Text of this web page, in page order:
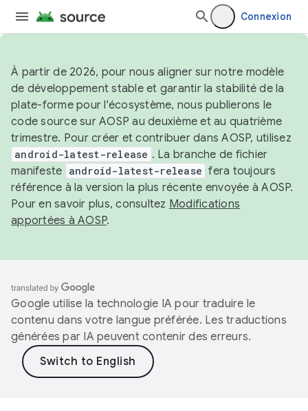
Connexion
À partir de 2026, pour nous aligner sur notre modèle
de développement stable et garantir la stabilité de la
plate-forme pour l'écosystème, nous publierons le
code source sur AOSP au deuxième et au quatrième
trimestre. Pour créer et contribuer dans AOSP, utilisez
android-latest-release . La branche de fichier
manifeste android-latest-release fera toujours
référence à la version la plus récente envoyée à AOSP.
Pour en savoir plus, consultez Modifications
apportées à AOSP.
Google utilise la technologie IA pour traduire le
contenu dans votre langue préférée. Les traductions
générées par IA peuvent contenir des erreurs.